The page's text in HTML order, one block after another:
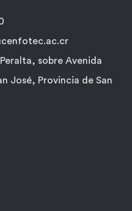
sobre Avenida
José, Provincia de San